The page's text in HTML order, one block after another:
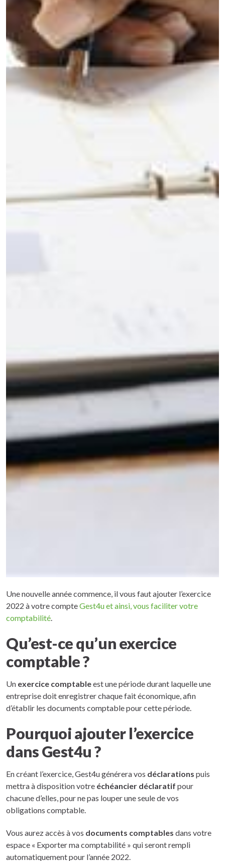
Une nouvelle année commence, il vous faut ajouter l’exercice
2022 à votre compteGest4u et ainsi, vous faciliter votre
comptabilité.
Qu’est-ce qu’un exercice
comptable ?
Un exercice comptableest une période durant laquelle une
entreprise doit enregistrer chaque fait économique, afin
d’établir les documents comptable pour cette période.
Pourquoi ajouter l’exercice
dans Gest4u ?
En créant l’exercice, Gest4u générera vos déclarations puis
mettra à disposition votre échéancier déclaratif pour
chacune d’elles, pour ne pas louper une seule de vos
obligations comptable.
Vous aurez accès à vos documents comptables dans votre
espace « Exporter ma comptabilité » qui seront rempli
automatiquement pour l’année 2022.